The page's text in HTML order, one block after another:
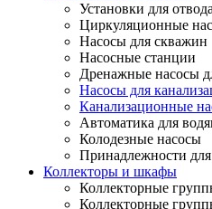
Установки для
Циркуляционные
Насосы для скважин
Насосные станции
Дренажные насосы
Насосы для
Канализационные
Автоматика для
Колодезные насосы
Принадлежности для
Коллекторы и шкафы
Коллекторные
Коллекторные